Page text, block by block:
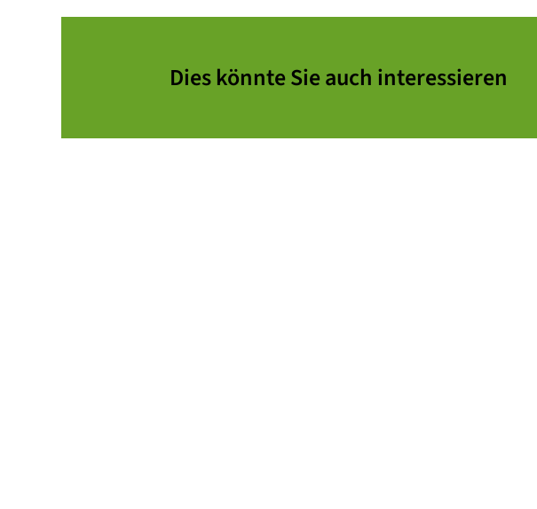
Dies könnte Sie auch interessieren